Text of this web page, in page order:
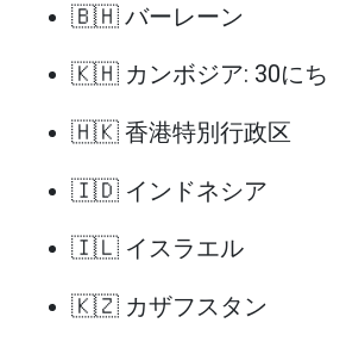
🇧🇭 バーレーン
🇰🇭 カンボジア: 30にち
🇭🇰 香港特別行政区
🇮🇩 インドネシア
🇮🇱 イスラエル
🇰🇿 カザフスタン